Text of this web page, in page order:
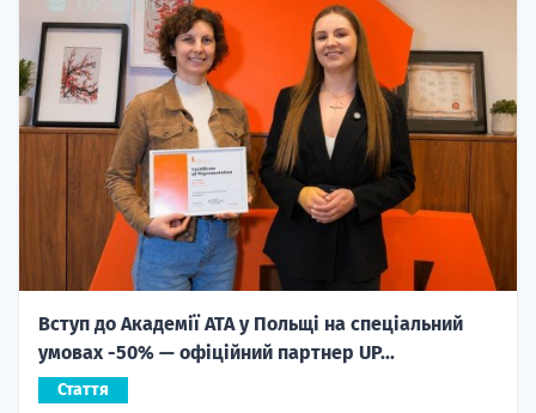
Вступ до Академії ATA у Польщі на спеціальний
умовах -50% — офіційний партнер UP...
Стаття